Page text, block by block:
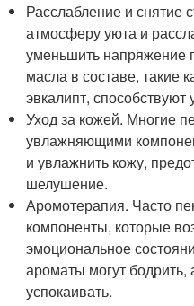
Расслабление и снятие
атмосферу уюта и
уменьшить напряжение
масла в составе, такие
эвкалипт,
Уход за кожей. Многие
увлажняющими
и увлажнить кожу,
шелушение.
Аромотерапия. Часто
компоненты, которые
эмоциональное
ароматы могут
успокаивать.